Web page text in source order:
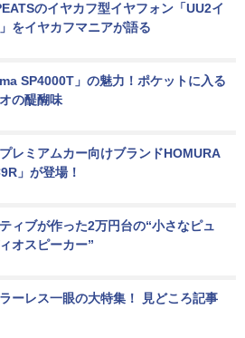
のイヤカフ型イヤフォン「UU2イ
をイヤカフマニアが語る
SP4000T」の魅力！ポケットに入る
の醍醐味
レミアムカー向けブランドHOMURA
」が登場！
ィブが作った2万円台の“小さなピュ
オスピーカー”
ーレス一眼の大特集！ 見どころ記事